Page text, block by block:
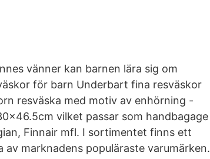
vänner kan barnen lära sig om
för barn Underbart fina resväskor
resväska med motiv av enhörning -
vilket passar som handbagage
Finnair mfl. I sortimentet finns ett
marknadens populäraste varumärken.